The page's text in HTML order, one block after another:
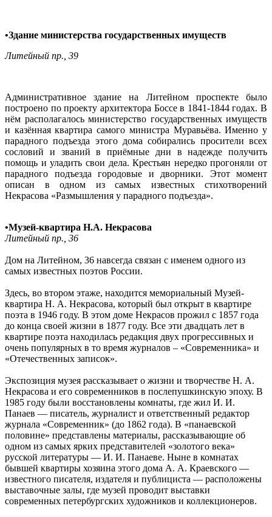
•Здание министерства государственных имуществ
Литейный пр., 39
Административное здание на Литейном проспекте было
построено по проекту архитектора Боссе в 1841-1844 годах. В
нём располагалось министерство государственных имуществ
и казённая квартира самого министра Муравьёва. Именно у
парадного подъезда этого дома собирались просители всех
сословий и званий в приёмные дни в надежде получить
помощь и уладить свои дела. Крестьян нередко прогоняли от
парадного подъезда городовые и дворники. Этот момент
описан в одном из самых известных стихотворений
Некрасова «Размышления у парадного подъезда».
•Музей-квартира Н.А. Некрасова
Литейный пр., 36
Дом на Литейном, 36 навсегда связан с именем одного из
самых известных поэтов России.
Здесь, во втором этаже, находится мемориальный Музей-
квартира Н. А. Некрасова, который был открыт в квартире
поэта в 1946 году. В этом доме Некрасов прожил с 1857 года
до конца своей жизни в 1877 году. Все эти двадцать лет в
квартире поэта находилась редакция двух прогрессивных и
очень популярных в то время журналов – «Современника» и
«Отечественных записок».
Экспозиция музея рассказывает о жизни и творчестве Н. А.
Некрасова и его современников в послепушкинскую эпоху. В
1985 году были восстановлены комнаты, где жил И. И.
Панаев — писатель, журналист и ответственный редактор
журнала «Современник» (до 1862 года). В «панаевской
половине» представлены материалы, рассказывающие об
одном из самых ярких представителей «золотого века»
русской литературы — И. И. Панаеве. Ныне в комнатах
бывшей квартиры хозяина этого дома А. А. Краевского —
известного писателя, издателя и публициста — расположены
выставочные залы, где музей проводит выставки
современных петербургских художников и коллекционеров.